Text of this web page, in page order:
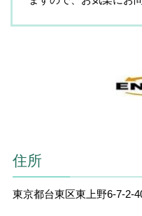
住所
東京都台東区東上野6-7-2-